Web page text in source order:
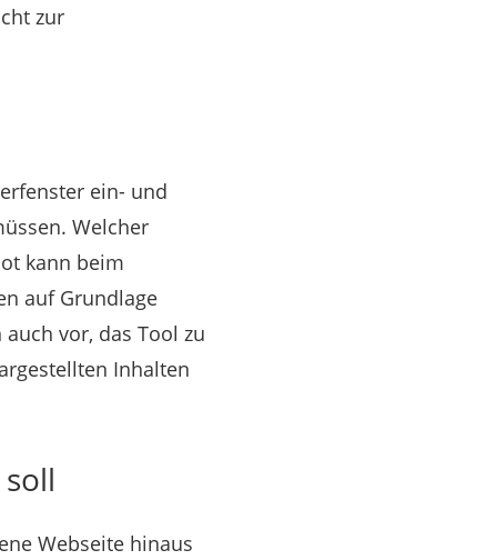
zur
ein- und
Welcher
kann beim
auf Grundlage
vor, das Tool zu
Inhalten
Webseite hinaus